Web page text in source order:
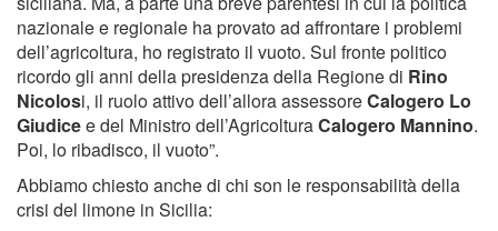
nazionale e regionale ha provato ad affrontare i problemi
dell’agricoltura, ho registrato il vuoto. Sul fronte politico
ricordo gli anni della presidenza della Regione di Rino
Nicolosi, il ruolo attivo dell’allora assessoreCalogero Lo
Giudicee del Ministro dell’AgricolturaCalogero Mannino.
Poi, lo ribadisco, il vuoto”.
Abbiamo chiesto anche di chi son le responsabilità della
crisi del limone in Sicilia: